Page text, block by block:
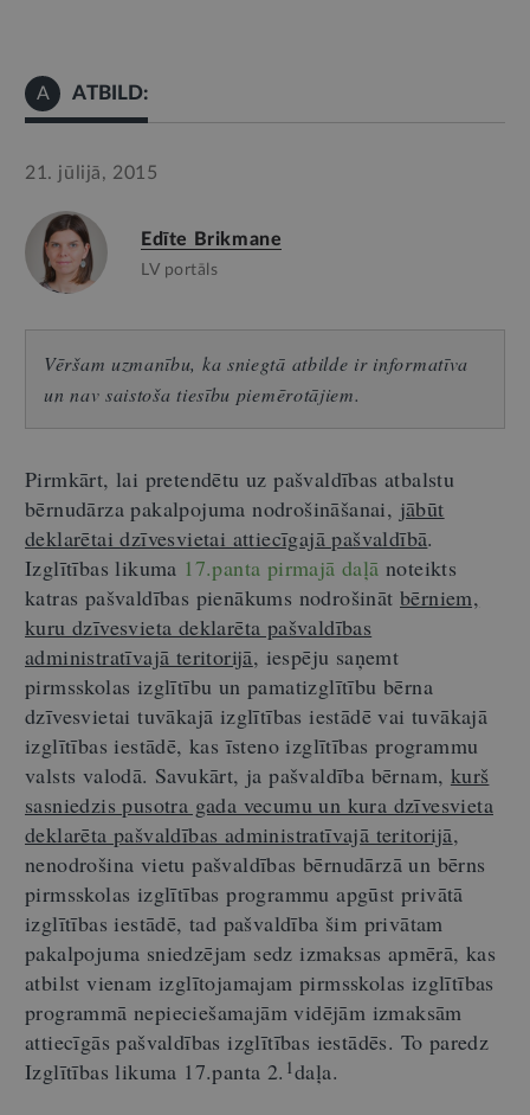
A ATBILD:
21. jūlijā, 2015
Edīte Brikmane
LV portāls
Vēršam uzmanību, ka sniegtā atbilde ir informatīva
un nav saistoša tiesību piemērotājiem.
Pirmkārt, lai pretendētu uz pašvaldības atbalstu
bērnudārza pakalpojuma nodrošināšanai, jābūt
deklarētai dzīvesvietai attiecīgajā pašvaldībā.
Izglītības likuma 17.panta pirmajā daļā noteikts
katras pašvaldības pienākums nodrošināt bērniem,
kuru dzīvesvieta deklarēta pašvaldības
administratīvajā teritorijā, iespēju saņemt
pirmsskolas izglītību un pamatizglītību bērna
dzīvesvietai tuvākajā izglītības iestādē vai tuvākajā
izglītības iestādē, kas īsteno izglītības programmu
valsts valodā. Savukārt, ja pašvaldība bērnam, kurš
sasniedzis pusotra gada vecumu un kura dzīvesvieta
deklarēta pašvaldības administratīvajā teritorijā,
nenodrošina vietu pašvaldības bērnudārzā un bērns
pirmsskolas izglītības programmu apgūst privātā
izglītības iestādē, tad pašvaldība šim privātam
pakalpojuma sniedzējam sedz izmaksas apmērā, kas
atbilst vienam izglītojamajam pirmsskolas izglītības
programmā nepieciešamajām vidējām izmaksām
attiecīgās pašvaldības izglītības iestādēs. To paredz
Izglītības likuma 17.panta 2. 1daļa.